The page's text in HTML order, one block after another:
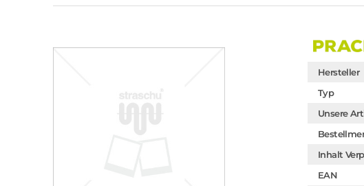
Hersteller
Typ
Unsere
Inhalt
EAN